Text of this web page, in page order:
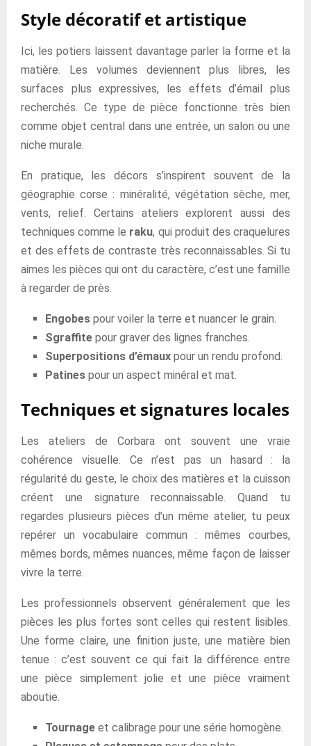
Style décoratif et artistique
Ici, les potiers laissent davantage parler la forme et la
matière. Les volumes deviennent plus libres, les
surfaces plus expressives, les effets d’émail plus
recherchés. Ce type de pièce fonctionne très bien
comme objet central dans une entrée, un salon ou une
niche murale.
En pratique, les décors s’inspirent souvent de la
géographie corse : minéralité, végétation sèche, mer,
vents, relief. Certains ateliers explorent aussi des
techniques comme le raku, qui produit des craquelures
et des effets de contraste très reconnaissables. Si tu
aimes les pièces qui ont du caractère, c’est une famille
à regarder de près.
Engobes pour voiler la terre et nuancer le grain.
Sgraffite pour graver des lignes franches.
Superpositions d’émaux pour un rendu profond.
Patines pour un aspect minéral et mat.
Techniques et signatures locales
Les ateliers de Corbara ont souvent une vraie
cohérence visuelle. Ce n’est pas un hasard : la
régularité du geste, le choix des matières et la cuisson
créent une signature reconnaissable. Quand tu
regardes plusieurs pièces d’un même atelier, tu peux
repérer un vocabulaire commun : mêmes courbes,
mêmes bords, mêmes nuances, même façon de laisser
vivre la terre.
Les professionnels observent généralement que les
pièces les plus fortes sont celles qui restent lisibles.
Une forme claire, une finition juste, une matière bien
tenue : c’est souvent ce qui fait la différence entre
une pièce simplement jolie et une pièce vraiment
aboutie.
Tournage et calibrage pour une série homogène.